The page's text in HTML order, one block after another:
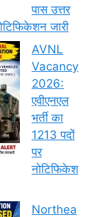
पास उत्तर
जारी
AVNL
Vacancy
2026:
एवीएनएल
भर्ती का
1213 पदों
पर
नोटिफिकेश
Northea